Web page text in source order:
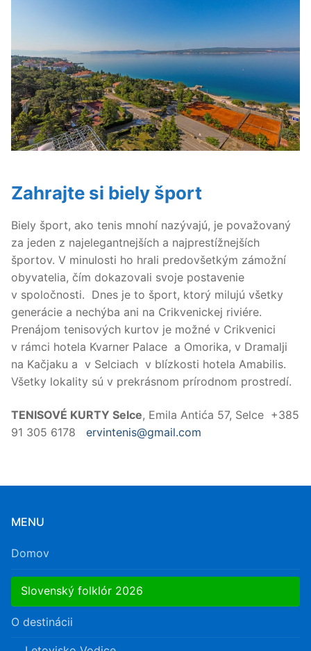
Zahrajte si biely šport
Biely šport, ako tenis mnohí nazývajú, je považovaný
za jeden z najelegantnejších a najprestížnejších
športov. V minulosti ho hrali predovšetkým zámožní
obyvatelia, čím dokazovali svoje postavenie
v spoločnosti. Dnes je to šport, ktorý milujú všetky
generácie a nechýba ani na Crikvenickej riviére.
Prenájom tenisových kurtov je možné v Crikvenici
v rámci hotela Kvarner Palace a Omorika, v Dramalji
na Kačjaku a v Selciach v blízkosti hotela Amabilis.
Všetky lokality sú v prekrásnom prírodnom prostredí.
TENISOVÉ KURTY Selce, Emila Antića 57, Selce +385
91 305 6178 ervintenis@gmail.com
MENU
Domov
Slovenský folklór 2026
O destinácii